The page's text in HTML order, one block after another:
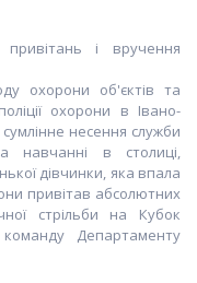
і вручення
охорони об'єктів та
охорони в Івано-
несення служби
навчанні в столиці,
дівчинки, яка впала
привітав абсолютних
стрільби на Кубок
команду Департаменту